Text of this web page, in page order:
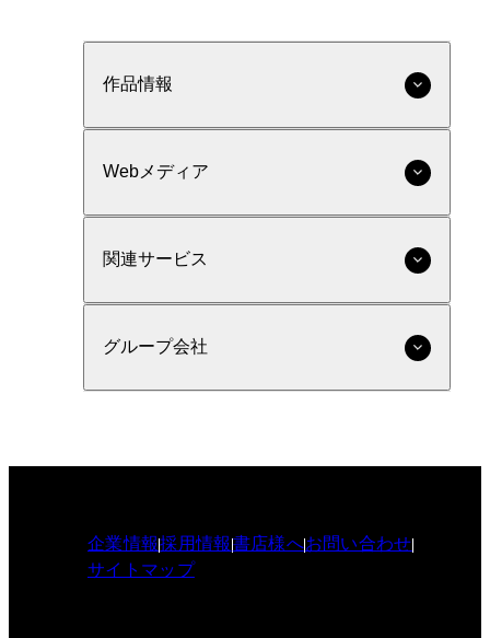
作品情報
Webメディア
関連サービス
グループ会社
企業情報採用情報書店様へお問い合わせ
サイトマップ